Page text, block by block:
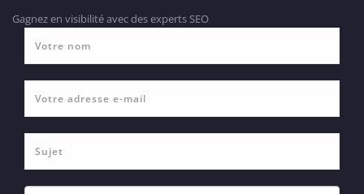
Gagnez en visibilité avec des experts SEO